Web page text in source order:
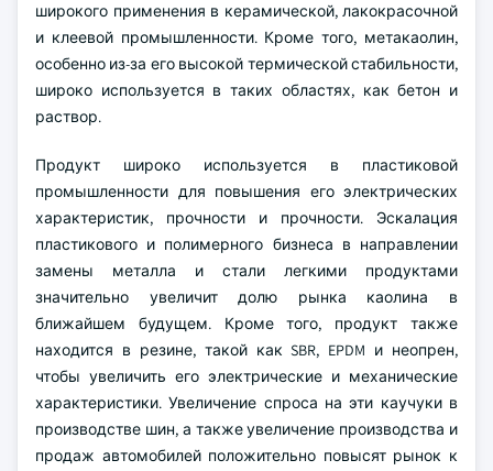
широкого применения в керамической, лакокрасочной
и клеевой промышленности. Кроме того, метакаолин,
особенно из-за его высокой термической стабильности,
широко используется в таких областях, как бетон и
раствор.
Продукт широко используется в пластиковой
промышленности для повышения его электрических
характеристик, прочности и прочности. Эскалация
пластикового и полимерного бизнеса в направлении
замены металла и стали легкими продуктами
значительно увеличит долю рынка каолина в
ближайшем будущем. Кроме того, продукт также
находится в резине, такой как SBR, EPDM и неопрен,
чтобы увеличить его электрические и механические
характеристики. Увеличение спроса на эти каучуки в
производстве шин, а также увеличение производства и
продаж автомобилей положительно повысят рынок к